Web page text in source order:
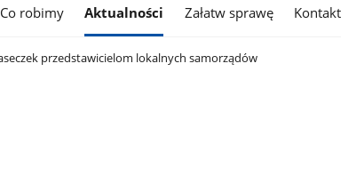
języka
Co robimy Aktualności Załatw sprawę Kontakt
przedstawicielom lokalnych samorządów